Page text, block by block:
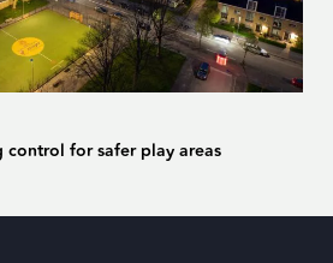
control for safer play areas